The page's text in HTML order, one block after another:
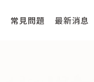
常見問題 最新消息